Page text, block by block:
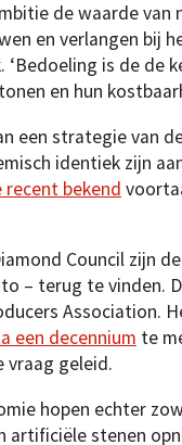
de waarde
en verlangen bij
‘Bedoeling is de
en hun
een strategie van
identiek zijn
recent bekend
Council zijn
– terug te vinden.
Association.
een decennium te
vraag geleid.
hopen echter
artificiële stenen